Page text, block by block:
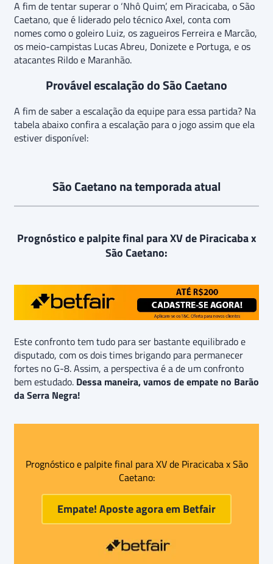
A fim de tentar superar o ‘Nhô Quim’, em Piracicaba, o São
Caetano, que é liderado pelo técnico Axel, conta com
nomes como o goleiro Luiz, os zagueiros Ferreira e Marcão,
os meio-campistas Lucas Abreu, Donizete e Portuga, e os
atacantes Rildo e Maranhão.
Provável escalação do São Caetano
A fim de saber a escalação da equipe para essa partida? Na
tabela abaixo confira a escalação para o jogo assim que ela
estiver disponível:
São Caetano na temporada atual
Prognóstico e palpite final para XV de Piracicaba x
São Caetano:
Este confronto tem tudo para ser bastante equilibrado e
disputado, com os dois times brigando para permanecer
fortes no G-8. Assim, a perspectiva é a de um confronto
bem estudado. Dessa maneira, vamos de empate no Barão
da Serra Negra!
Prognóstico e palpite final para XV de Piracicaba x São
Caetano:
Empate! Aposte agora em Betfair